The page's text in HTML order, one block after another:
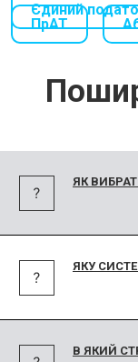
Єдиний
ПрАТ
ЯК
ЯКУ
В ЯКИЙ